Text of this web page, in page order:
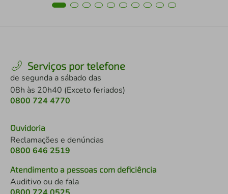
Serviços por telefone
de segunda a sábado das
08h às 20h40 (Exceto feriados)
0800 724 4770
Ouvidoria
Reclamações e denúncias
0800 646 2519
Atendimento a pessoas com deficiência
Auditivo ou de fala